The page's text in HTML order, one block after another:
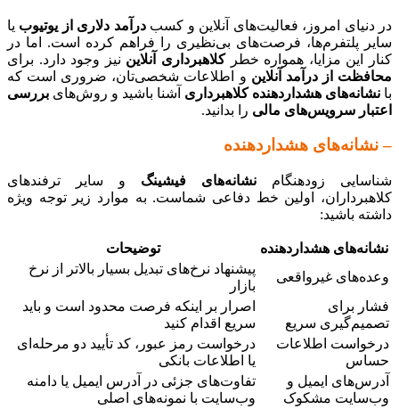
در دنیای امروز، فعالیت‌های آنلاین و کسبدرآمد دلاری از یوتیوب یا
سایر پلتفرم‌ها، فرصت‌های بی‌نظیری را فراهم کرده است. اما در
کنار این مزایا، همواره خطرکلاهبرداری آنلاین نیز وجود دارد. برای
محافظت از درآمد آنلاین و اطلاعات شخصی‌تان، ضروری است که
با نشانه‌های هشداردهنده کلاهبرداری آشنا باشید و روش‌های بررسی
اعتبار سرویس‌های مالی را بدانید.
– نشانه‌های هشداردهنده
شناسایی زودهنگام نشانه‌های فیشینگ و سایر ترفندهای
کلاهبرداران، اولین خط دفاعی شماست. به موارد زیر توجه ویژه
داشته باشید:
نشانه‌های هشداردهنده
توضیحات
وعده‌های غیرواقعی
پیشنهاد نرخ‌های تبدیل بسیار بالاتر از نرخ
بازار
فشار برای
تصمیم‌گیری سریع
اصرار بر اینکه فرصت محدود است و باید
سریع اقدام کنید
درخواست اطلاعات
حساس
درخواست رمز عبور، کد تأیید دو مرحله‌ای
یا اطلاعات بانکی
آدرس‌های ایمیل و
وب‌سایت مشکوک
تفاوت‌های جزئی در آدرس ایمیل یا دامنه
وب‌سایت با نمونه‌های اصلی